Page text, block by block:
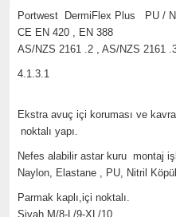
Portwest DermiFlex Plus PU /
CE EN 420 , EN 388
AS/NZS 2161 .2 , AS/NZS 2161
4.1.3.1
Ekstra avuç içi koruması ve
noktalı yapı.
Nefes alabilir astar kuru montaj
Naylon, Elastane , PU, Nitril
Parmak kaplı,içi noktalı.
Siyah M/8-L/9-XL/10